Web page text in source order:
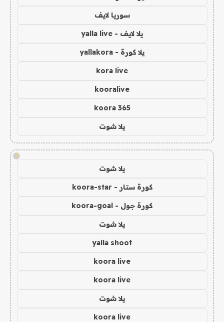
سوريا لايف
يلا لايف - yalla live
يلا كورة - yallakora
kora live
kooralive
koora 365
يلا شوت
!
يلا شوت
كورة ستار - koora-star
كورة جول - koora-goal
يلا شوت
yalla shoot
koora live
koora live
يلا شوت
koora live